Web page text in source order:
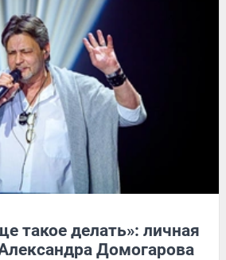
такое делать»: личная
Домогарова